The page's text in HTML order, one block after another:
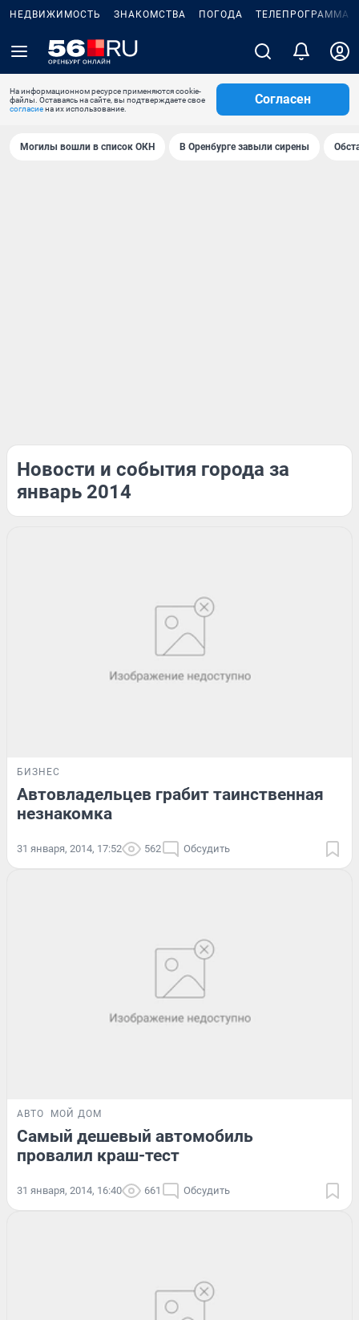
НЕДВИЖИМОСТЬ ЗНАКОМСТВА ПОГОДА ТЕЛЕПРОГРАММА
На информационном ресурсе применяются cookie-
файлы. Оставаясь на сайте, вы подтверждаете свое
согласиена их использование.
Согласен
Могилы вошли в список ОКН В Оренбурге завыли сирены
Новости и события города за
январь 2014
БИЗНЕС
Автовладельцев грабит таинственная
незнакомка
31 января, 2014, 17:52 562 Обсудить
АВТО МОЙ ДОМ
Самый дешевый автомобиль
провалил краш-тест
31 января, 2014, 16:40 661 Обсудить